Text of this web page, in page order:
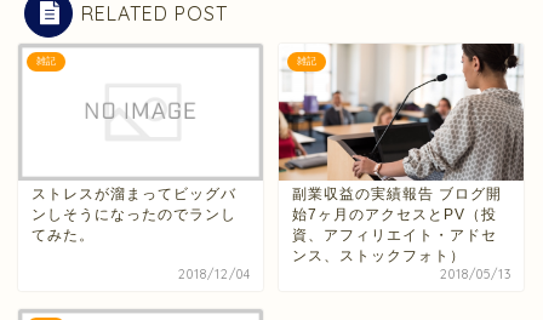
RELATED POST
雑記
ストレスが溜まってビッグバ
ンしそうになったのでランし
てみた。
2018/12/04
雑記
副業収益の実績報告 ブログ開
始7ヶ月のアクセスとPV（投
資、アフィリエイト・アドセ
ンス、ストックフォト）
2018/05/13